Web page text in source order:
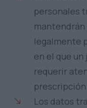
personales
legalmente
en el que
requerir
Los datos